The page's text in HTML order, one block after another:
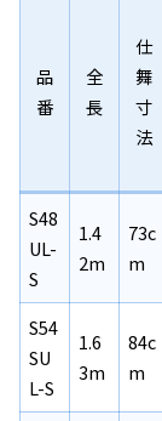
品
番
全
長
仕
舞
寸
法
S48
UL-
S
1.4
2m
73c
m
S54
SU
L-S
1.6
3m
84c
m